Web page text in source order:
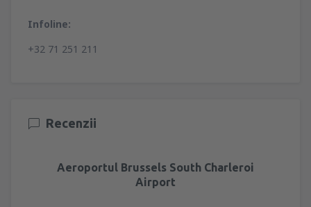
Infoline:
+32 71 251 211
Recenzii
Aeroportul Brussels South Charleroi
Airport